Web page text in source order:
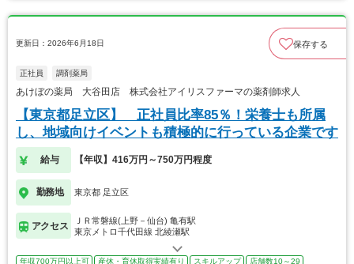
更新日：2026年6月18日 保存する
正社員 調剤薬局
あけぼの薬局 大谷田店 株式会社アイリスファーマの薬剤師求人
【東京都足立区】 正社員比率85％！栄養士も所属
し、地域向けイベントも積極的に行っている企業です
給与 【年収】416万円～750万円程度
勤務地 東京都 足立区
アクセス
ＪＲ常磐線(上野－仙台) 亀有駅
東京メトロ千代田線 北綾瀬駅
年収700万円以上可 産休・育休取得実績有り スキルアップ 店舗数10～29